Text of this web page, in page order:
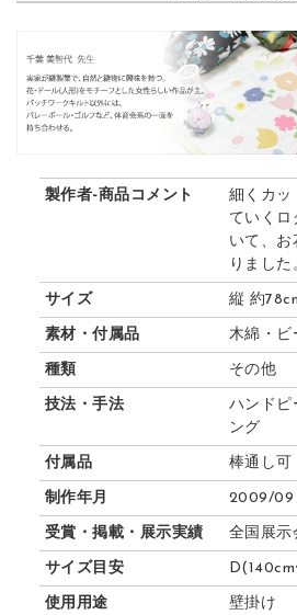
製作者-商品コメント
細くカッ
ていくロ
いて、お
りました
サイズ 縦 約
素材・付属品 木綿・ビ
種類 その他
技法・手法
ハンドピ
ング
付属品 棒通し可
制作年月 2009/09
受賞・掲載・展示実績 全国展示
サイズ目安
使用用途 壁掛け